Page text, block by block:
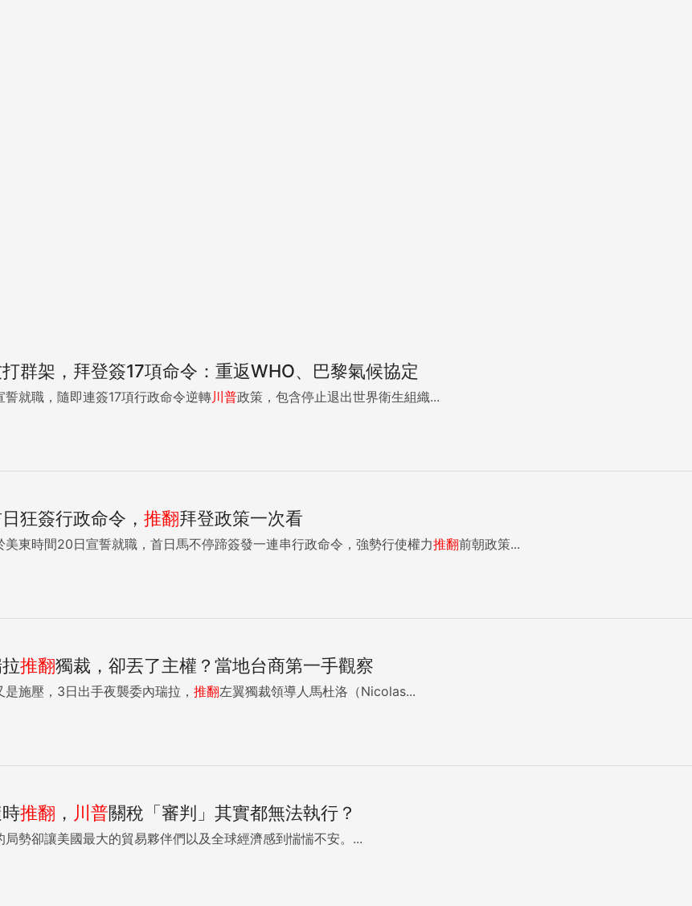
打群架，拜登簽17項命令：重返WHO、巴黎氣候協定
就職，隨即連簽17項行政命令逆轉川普政策，包含停止退出世界衛生組織...
狂簽行政命令， 推翻拜登政策一次看
美東時間20日宣誓就職，首日馬不停蹄簽發一連串行政命令，強勢行使權力推翻前朝政策...
推翻獨裁，卻丟了主權？當地台商第一手觀察
施壓，3日出手夜襲委內瑞拉， 推翻左翼獨裁領導人馬杜洛（Nicolas...
推翻 ， 川普關稅「審判」其實都無法執行？
勢卻讓美國最大的貿易夥伴們以及全球經濟感到惴惴不安。...